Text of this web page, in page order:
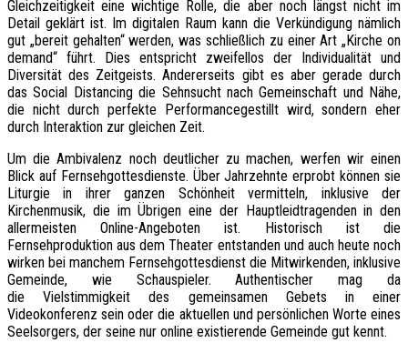
Gleichzeitigkeit eine wichtige Rolle, die aber noch längst nicht im
Detail geklärt ist. Im digitalen Raum kann die Verkündigung nämlich
gut „bereit gehalten“ werden, was schließlich zu einer Art „Kirche on
demand“ führt. Dies entspricht zweifellos der Individualität und
Diversität des Zeitgeists. Andererseits gibt es aber gerade durch
das Social Distancing die Sehnsucht nach Gemeinschaft und Nähe,
die nicht durch perfekte Performancegestillt wird, sondern eher
durch Interaktion zur gleichen Zeit.
Um die Ambivalenz noch deutlicher zu machen, werfen wir einen
Blick auf Fernsehgottesdienste. Über Jahrzehnte erprobt können sie
Liturgie in ihrer ganzen Schönheit vermitteln, inklusive der
Kirchenmusik, die im Übrigen eine der Hauptleidtragenden in den
allermeisten Online-Angeboten ist. Historisch ist die
Fernsehproduktion aus dem Theater entstanden und auch heute noch
wirken bei manchem Fernsehgottesdienst die Mitwirkenden, inklusive
Gemeinde, wie Schauspieler. Authentischer mag da
die Vielstimmigkeit des gemeinsamen Gebets in einer
Videokonferenz sein oder die aktuellen und persönlichen Worte eines
Seelsorgers, der seine nur online existierende Gemeinde gut kennt.